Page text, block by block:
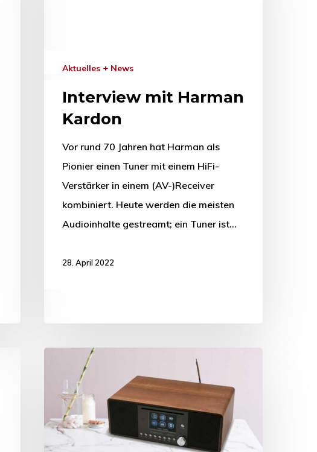
Aktuelles + News
Interview mit Harman
Kardon
Vor rund 70 Jahren hat Harman als
Pionier einen Tuner mit einem HiFi-
Verstärker in einem (AV-)Receiver
kombiniert. Heute werden die meisten
Audioinhalte gestreamt; ein Tuner ist…
28. April 2022